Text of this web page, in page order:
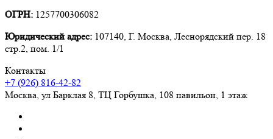
ОГРН: 1257700306082
Юридический адрес: 107140, Г. Москва, Леснорядский пер. 18
стр.2, пом. 1/1
Контакты
+7 (926) 816-42-82
Москва, ул Барклая 8, ТЦ Горбушка, 108 павильон, 1 этаж